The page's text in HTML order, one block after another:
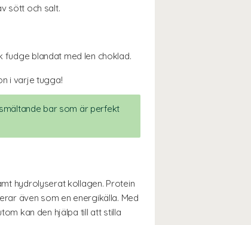
sött och salt.
blandat med len choklad.
i varje tugga!
bar som är perfekt
hydrolyserat kollagen. Protein
även som en energikälla. Med
kan den hjälpa till att stilla